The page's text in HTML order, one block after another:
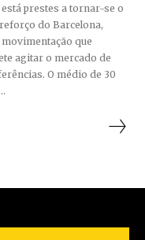
prestes a tornar-se o
do Barcelona,
movimentação que
agitar o mercado de
O médio de 30